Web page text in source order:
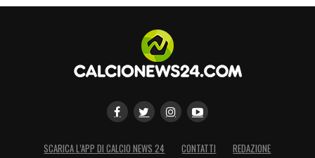
SCARICA L’APP DI CALCIO NEWS 24 CONTATTI REDAZIONE